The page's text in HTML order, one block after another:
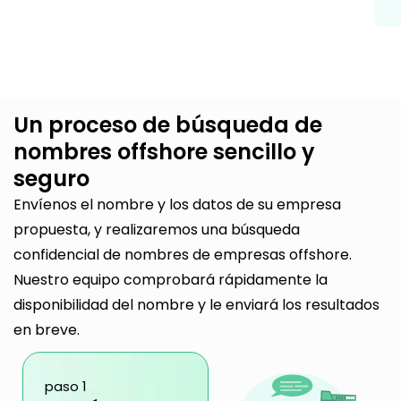
Un proceso de búsqueda de
nombres offshore sencillo y
seguro
Envíenos el nombre y los datos de su empresa
propuesta, y realizaremos una búsqueda
confidencial de nombres de empresas offshore.
Nuestro equipo comprobará rápidamente la
disponibilidad del nombre y le enviará los resultados
en breve.
paso 1